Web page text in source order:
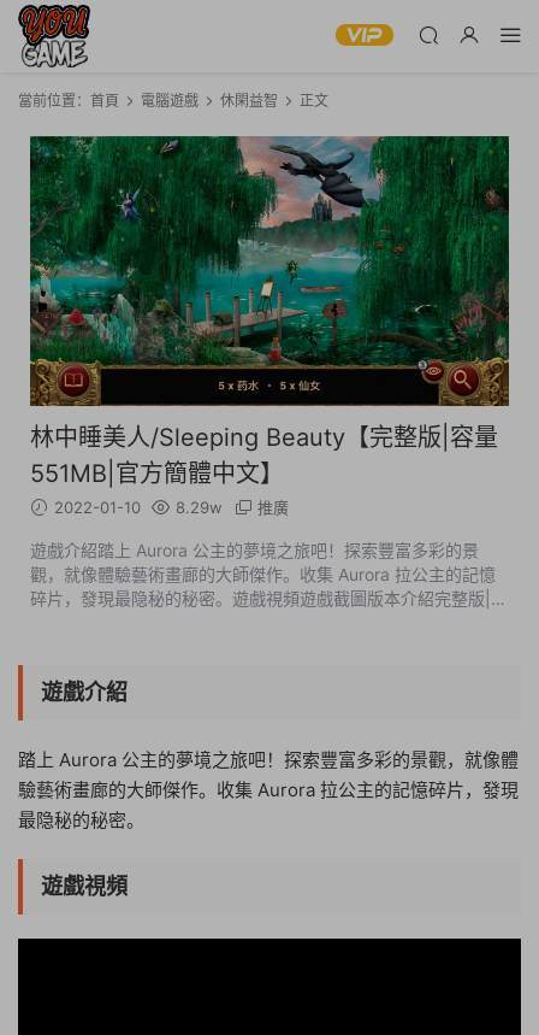
當前位置： 首頁 電腦遊戲 休閑益智 正文
林中睡美人/Sleeping Beauty【完整版|容量
551MB|官方簡體中文】
2022-01-10 8.29w 推廣
遊戲介紹踏上 Aurora 公主的夢境之旅吧！探索豐富多彩的景
觀，就像體驗藝術畫廊的大師傑作。收集 Aurora 拉公主的記憶
碎片，發現最隐秘的秘密。遊戲視頻遊戲截圖版本介紹完整版|容
遊戲介紹
踏上 Aurora 公主的夢境之旅吧！探索豐富多彩的景觀，就像體
驗藝術畫廊的大師傑作。收集 Aurora 拉公主的記憶碎片，發現
最隐秘的秘密。
遊戲視頻